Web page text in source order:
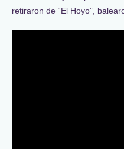
retiraron de “El Hoyo”,